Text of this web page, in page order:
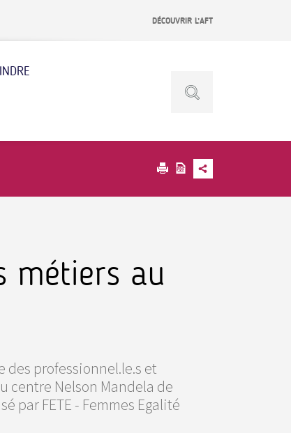
DÉCOUVRIR L’AFT
métiers au
professionnel.le.s et
centre Nelson Mandela de
par FETE - Femmes Egalité